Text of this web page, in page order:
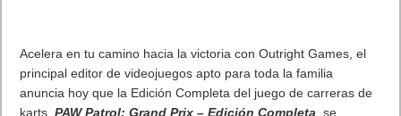
Acelera en tu camino hacia la victoria con Outright Games, el
principal editor de videojuegos apto para toda la familia
anuncia hoy que la Edición Completa del juego de carreras de
karts,PAW Patrol: Grand Prix – Edición Completa, se